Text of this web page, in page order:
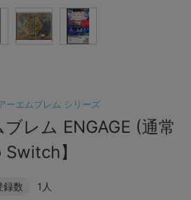
ーエムブレム シリーズ
レム ENGAGE (通常
】
録数 1人